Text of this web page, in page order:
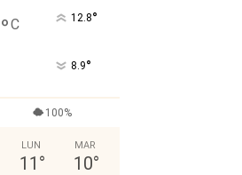
°C 12.8°
8.9°
100%
LUN
11 °
MAR
10°